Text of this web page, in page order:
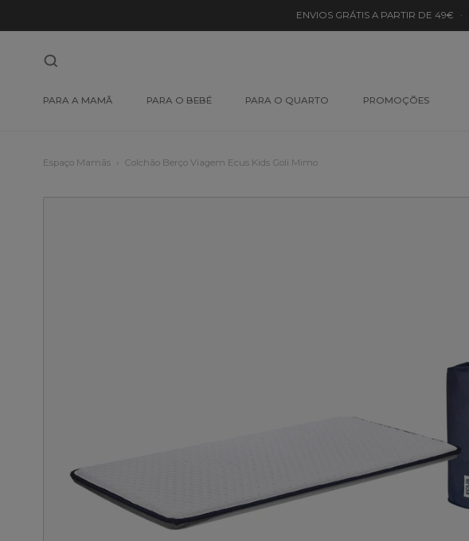
ENVIOS GRÁTIS A PARTIR DE 49€ ·
PARA A MAMÃ PARA O BEBÉ PARA O QUARTO PROMOÇÕES
Espaço Mamãs Colchão Berço Viagem Ecus Kids Goli Mimo